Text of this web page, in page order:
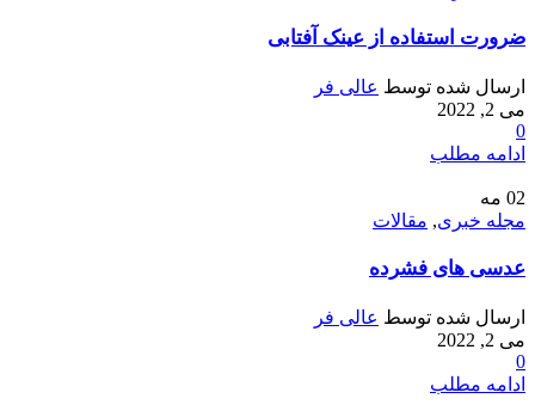
ضرورت استفاده از عینک آفتابی
ارسال شده توسط عالی فر
می 2, 2022
0
ادامه مطلب
02 مه
مجله خبری, مقالات
عدسی های فشرده
ارسال شده توسط عالی فر
می 2, 2022
0
ادامه مطلب